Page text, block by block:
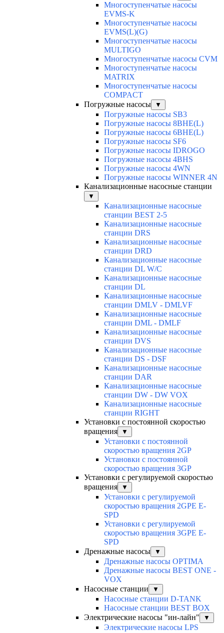
Многоступенчатые насосы
EVMS-K
Многоступенчатые насосы
EVMS(L)(G)
Многоступенчатые насосы
MULTIGO
Многоступенчатые насосы CVM
Многоступенчатые насосы
MATRIX
Многоступенчатые насосы
COMPACT
Погружные насосы
▼
Погружные насосы SB3
Погружные насосы 8BHE(L)
Погружные насосы 6BHE(L)
Погружные насосы SF6
Погружные насосы IDROGO
Погружные насосы 4BHS
Погружные насосы 4WN
Погружные насосы WINNER 4N
Канализационные насосные станции
▼
Канализационные насосные
станции BEST 2-5
Канализационные насосные
станции DRS
Канализационные насосные
станции DRD
Канализационные насосные
станции DL W/C
Канализационные насосные
станции DL
Канализационные насосные
станции DMLV - DMLVF
Канализационные насосные
станции DML - DMLF
Канализационные насосные
станции DVS
Канализационные насосные
станции DS - DSF
Канализационные насосные
станции DAR
Канализационные насосные
станции DW - DW VOX
Канализационные насосные
станции RIGHT
Установки с постоянной скоростью
вращения
▼
Установки с постоянной
скоростью вращения 2GP
Установки с постоянной
скоростью вращения 3GP
Установки с регулируемой скоростью
вращения
▼
Установки с регулируемой
скоростью вращения 2GPE E-
SPD
Установки с регулируемой
скоростью вращения 3GPE E-
SPD
Дренажные насосы
▼
Дренажные насосы OPTIMA
Дренажные насосы BEST ONE -
VOX
Насосные станции
▼
Насосные станции D-TANK
Насосные станции BEST BOX
Электрические насосы "ин-лайн"
▼
Электрические насосы LPS